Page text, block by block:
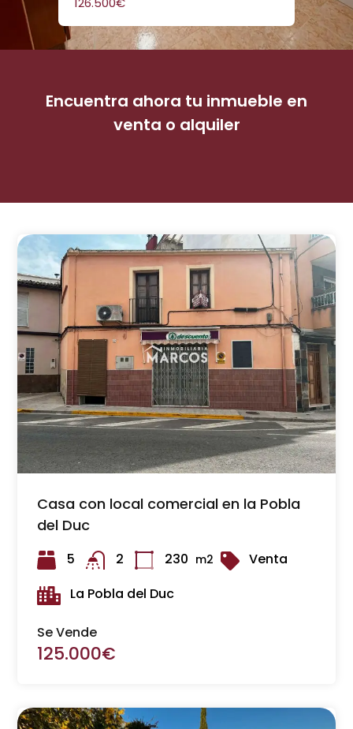
Encuentra ahora tu inmueble en
venta o alquiler
Casa con local comercial en la Pobla
del Duc
5 2 230 m2
Venta
La Pobla del Duc
Se Vende
125.000€